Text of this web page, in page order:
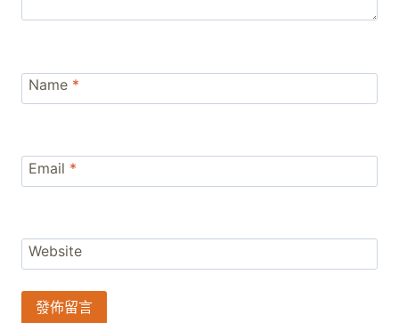
Name *
Email *
Website